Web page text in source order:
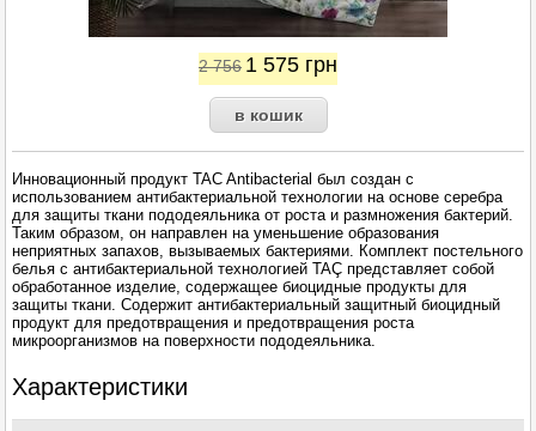
2 756 1 575 грн
Инновационный продукт TAC Antibacterial был создан с
использованием антибактериальной технологии на основе серебра
для защиты ткани пододеяльника от роста и размножения бактерий.
Таким образом, он направлен на уменьшение образования
неприятных запахов, вызываемых бактериями. Комплект постельного
белья с антибактериальной технологией TAÇ представляет собой
обработанное изделие, содержащее биоцидные продукты для
защиты ткани. Содержит антибактериальный защитный биоцидный
продукт для предотвращения и предотвращения роста
микроорганизмов на поверхности пододеяльника.
Характеристики